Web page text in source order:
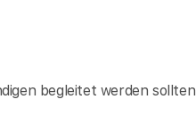
begleitet werden sollten